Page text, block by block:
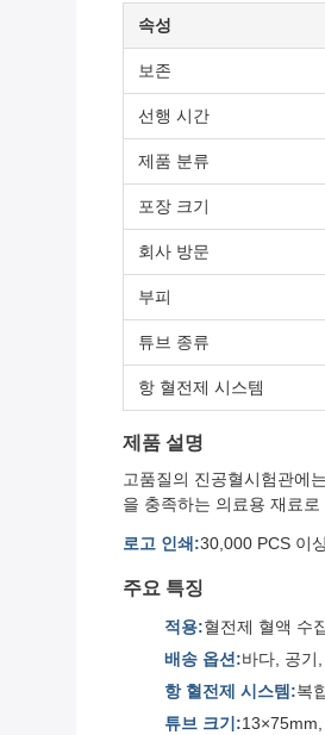
속성
보존
선행 시간
제품 분류
포장 크기
회사 방문
부피
튜브 종류
항 혈전제 시스템
제품 설명
고품질의 진공혈시험관에
을 충족하는 의료용 재료
로고 인쇄:30,000 PCS 이
주요 특징
적용:혈전제 혈액 수
배송 옵션:바다, 공기
항 혈전제 시스템:복
튜브 크기: